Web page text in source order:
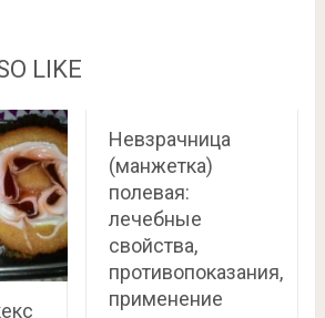
LIKE
Невзрачница
(манжетка)
полевая:
лечебные
свойства,
противопоказания,
применение